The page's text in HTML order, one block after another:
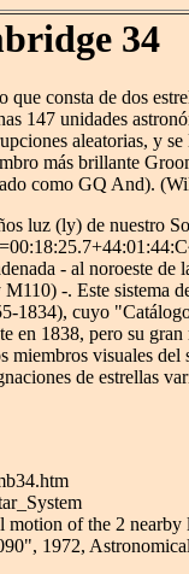
34
consta de dos
147 unidades
aleatorias, y se
más brillante
como GQ And).
luz (ly) de nuestro
- al noroeste de
-. Este sistema
1834), cuyo
en 1838, pero su
visuales del
de estrellas
of the 2 nearby
1972,